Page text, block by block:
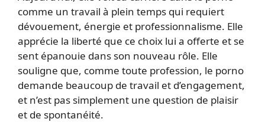
comme un travail à plein temps qui requiert
dévouement, énergie et professionnalisme. Elle
apprécie la liberté que ce choix lui a offerte et se
sent épanouie dans son nouveau rôle. Elle
souligne que, comme toute profession, le porno
demande beaucoup de travail et d’engagement,
et n’est pas simplement une question de plaisir
et de spontanéité.